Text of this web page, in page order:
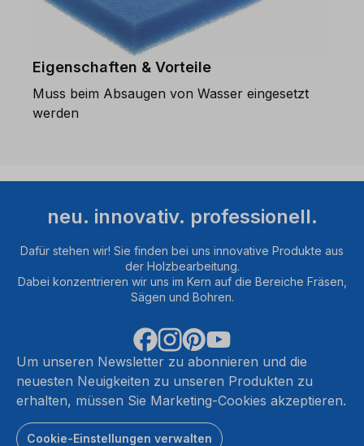
Eigenschaften & Vorteile
Muss beim Absaugen von Wasser eingesetzt
werden
neu. innovativ. professionell.
Dafür stehen wir! Sie finden bei uns innovative Produkte aus
der Holzbearbeitung.
Dabei konzentrieren wir uns im Kern auf die Bereiche Fräsen,
Sägen und Bohren.
Um unseren Newsletter zu abonnieren und die
neuesten Neuigkeiten zu unseren Produkten zu
erhalten, müssen Sie Marketing-Cookies akzeptieren.
Cookie-Einstellungen verwalten